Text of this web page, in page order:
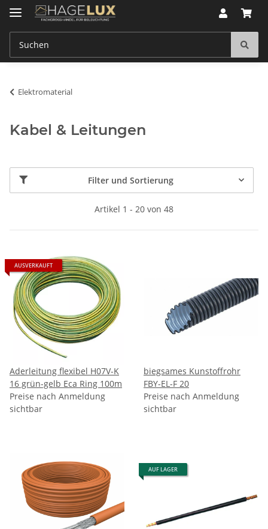
Elektromaterial
Kabel & Leitungen
Filter und Sortierung
Artikel 1 - 20 von 48
AUSVERKAUFT
Aderleitung flexibel H07V-K
16 grün-gelb Eca Ring 100m
Preise nach Anmeldung
sichtbar
biegsames Kunstoffrohr
FBY-EL-F 20
Preise nach Anmeldung
sichtbar
AUF LAGER